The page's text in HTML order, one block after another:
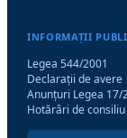
INFORMAȚII
Legea 544/2001
Declarații de avere
Anunțuri Legea 17/
Hotărâri de consiliu